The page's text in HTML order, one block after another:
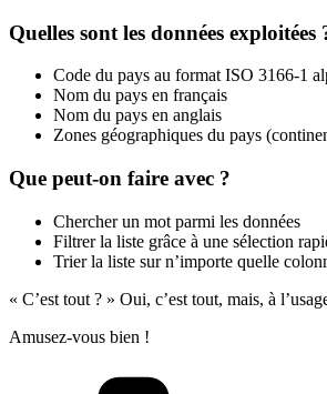
Quelles sont les données exploitées
Code du pays au format ISO 3166-1
Nom du pays en français
Nom du pays en anglais
Zones géographiques du pays
Que peut-on faire avec ?
Chercher un mot parmi les données
Filtrer la liste grâce à une sélection
Trier la liste sur n’importe quelle
« C’est tout ? » Oui, c’est tout, mais, à
Amusez-vous bien !